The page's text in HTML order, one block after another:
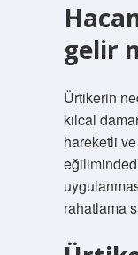
gelir
Ürtikerin
kılcal
hareketli ve
rahatlama